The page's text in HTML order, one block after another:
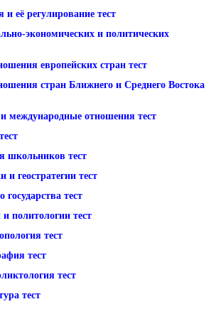
и её регулирование тест
экономических и политических
европейских стран тест
стран Ближнего и Среднего Востока
международные отношения тест
школьников тест
геостратегии тест
тест
политологии тест
тест
тест
тест
тест